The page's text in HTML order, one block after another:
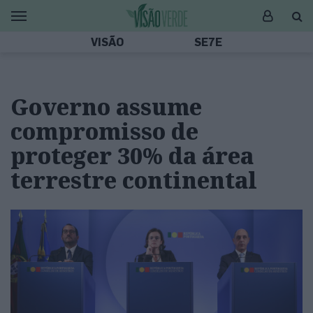
VISÃO SE7E
Governo assume
compromisso de
proteger 30% da área
terrestre continental